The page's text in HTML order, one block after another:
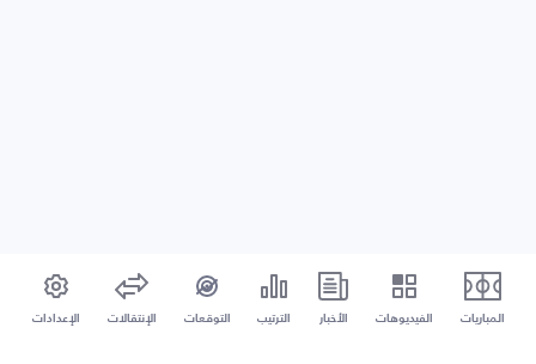
المباريات الفيديوهات الأخبار الترتيب التوقعات الإنتقالات الإعدادات